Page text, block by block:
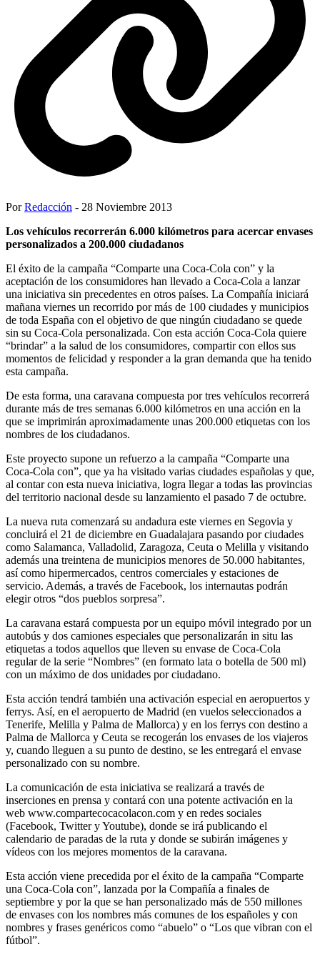
PorRedacción - 28 Noviembre 2013
Los vehículos recorrerán 6.000 kilómetros para acercar envases
personalizados a 200.000 ciudadanos
El éxito de la campaña “Comparte una Coca-Cola con” y la
aceptación de los consumidores han llevado a Coca-Cola a lanzar
una iniciativa sin precedentes en otros países. La Compañía iniciará
mañana viernes un recorrido por más de 100 ciudades y municipios
de toda España con el objetivo de que ningún ciudadano se quede
sin su Coca-Cola personalizada. Con esta acción Coca-Cola quiere
“brindar” a la salud de los consumidores, compartir con ellos sus
momentos de felicidad y responder a la gran demanda que ha tenido
esta campaña.
De esta forma, una caravana compuesta por tres vehículos recorrerá
durante más de tres semanas 6.000 kilómetros en una acción en la
que se imprimirán aproximadamente unas 200.000 etiquetas con los
nombres de los ciudadanos.
Este proyecto supone un refuerzo a la campaña “Comparte una
Coca-Cola con”, que ya ha visitado varias ciudades españolas y que,
al contar con esta nueva iniciativa, logra llegar a todas las provincias
del territorio nacional desde su lanzamiento el pasado 7 de octubre.
La nueva ruta comenzará su andadura este viernes en Segovia y
concluirá el 21 de diciembre en Guadalajara pasando por ciudades
como Salamanca, Valladolid, Zaragoza, Ceuta o Melilla y visitando
además una treintena de municipios menores de 50.000 habitantes,
así como hipermercados, centros comerciales y estaciones de
servicio. Además, a través de Facebook, los internautas podrán
elegir otros “dos pueblos sorpresa”.
La caravana estará compuesta por un equipo móvil integrado por un
autobús y dos camiones especiales que personalizarán in situ las
etiquetas a todos aquellos que lleven su envase de Coca-Cola
regular de la serie “Nombres” (en formato lata o botella de 500 ml)
con un máximo de dos unidades por ciudadano.
Esta acción tendrá también una activación especial en aeropuertos y
ferrys. Así, en el aeropuerto de Madrid (en vuelos seleccionados a
Tenerife, Melilla y Palma de Mallorca) y en los ferrys con destino a
Palma de Mallorca y Ceuta se recogerán los envases de los viajeros
y, cuando lleguen a su punto de destino, se les entregará el envase
personalizado con su nombre.
La comunicación de esta iniciativa se realizará a través de
inserciones en prensa y contará con una potente activación en la
web www.compartecocacolacon.com y en redes sociales
(Facebook, Twitter y Youtube), donde se irá publicando el
calendario de paradas de la ruta y donde se subirán imágenes y
vídeos con los mejores momentos de la caravana.
Esta acción viene precedida por el éxito de la campaña “Comparte
una Coca-Cola con”, lanzada por la Compañía a finales de
septiembre y por la que se han personalizado más de 550 millones
de envases con los nombres más comunes de los españoles y con
nombres y frases genéricos como “abuelo” o “Los que vibran con el
fútbol”.